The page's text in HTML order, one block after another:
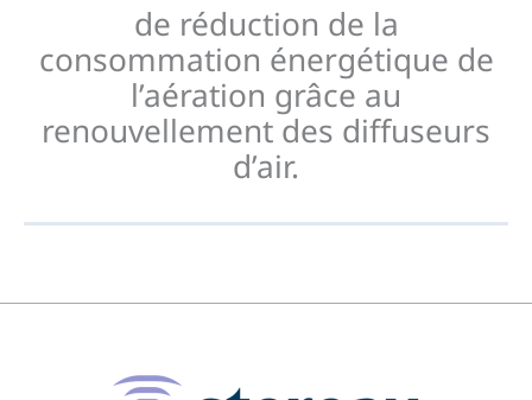
de réduction de la
consommation énergétique de
l’aération grâce au
renouvellement des diffuseurs
d’air.